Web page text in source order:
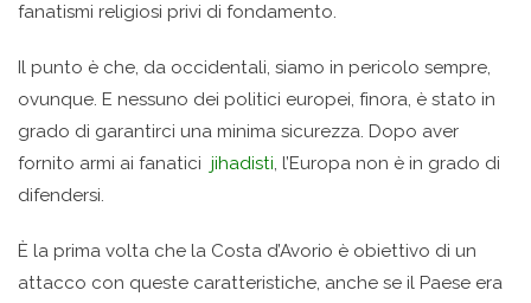
fanatismi religiosi privi di fondamento.
Il punto è che, da occidentali, siamo in pericolo sempre,
ovunque. E nessuno dei politici europei, finora, è stato in
grado di garantirci una minima sicurezza. Dopo aver
fornito armi ai fanatici jihadisti, l’Europa non è in grado di
difendersi.
È la prima volta che la Costa d’Avorio è obiettivo di un
attacco con queste caratteristiche, anche se il Paese era